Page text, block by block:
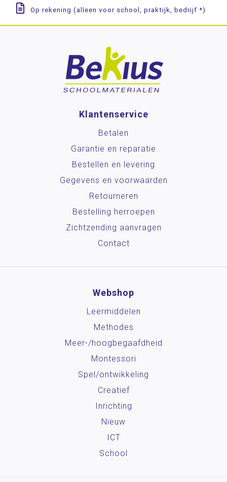
Op rekening (alleen voor school, praktijk, bedrijf *)
Klantenservice
Betalen
Garantie en reparatie
Bestellen en levering
Gegevens en voorwaarden
Retourneren
Bestelling herroepen
Zichtzending aanvragen
Contact
Webshop
Leermiddelen
Methodes
Meer-/hoog­begaafdheid
Montessori
Spel/ontwikkeling
Creatief
Inrichting
Nieuw
ICT
School